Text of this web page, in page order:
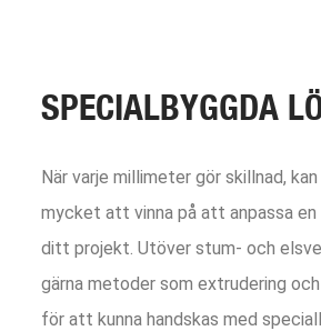
SPECIALBYGGDA
När varje millimeter gör skillnad,
mycket att vinna på att anpassa
ditt projekt. Utöver stum- och
gärna metoder som extrudering
för att kunna handskas med